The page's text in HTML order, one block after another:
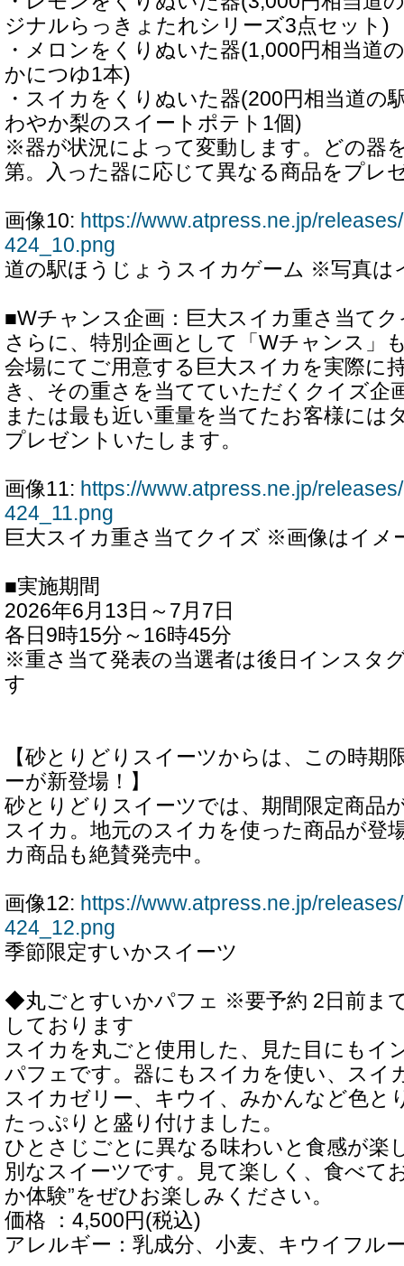
ジナルらっきょたれシリーズ3点セット)
・メロンをくりぬいた器(1,000円相当道
かにつゆ1本)
・スイカをくりぬいた器(200円相当道の
わやか梨のスイートポテト1個)
※器が状況によって変動します。どの器
第。入った器に応じて異なる商品をプレ
画像10: https://www.atpress.ne.jp/
424_10.png
道の駅ほうじょうスイカゲーム ※写真は
■Wチャンス企画：巨大スイカ重さ当て
さらに、特別企画として「Wチャンス」
会場にてご用意する巨大スイカを実際に
き、その重さを当てていただくクイズ企
または最も近い重量を当てたお客様には
プレゼントいたします。
画像11: https://www.atpress.ne.jp/
424_11.png
巨大スイカ重さ当てクイズ ※画像はイメ
■実施期間
2026年6月13日～7月7日
各日9時15分～16時45分
※重さ当て発表の当選者は後日インスタ
す
【砂とりどりスイーツからは、この時期
ーが新登場！】
砂とりどりスイーツでは、期間限定商品
スイカ。地元のスイカを使った商品が登
カ商品も絶賛発売中。
画像12: https://www.atpress.ne.jp/
424_12.png
季節限定すいかスイーツ
◆丸ごとすいかパフェ ※要予約 2日前ま
しております
スイカを丸ごと使用した、見た目にもイ
パフェです。器にもスイカを使い、スイ
スイカゼリー、キウイ、みかんなど色と
たっぷりと盛り付けました。
ひとさじごとに異なる味わいと食感が楽
別なスイーツです。見て楽しく、食べて
か体験”をぜひお楽しみください。
価格 ：4,500円(税込)
アレルギー：乳成分、小麦、キウイフル